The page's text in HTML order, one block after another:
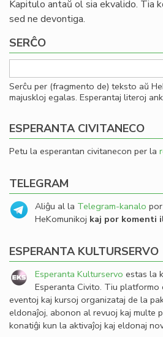
Kapitulo antaŭ ol sia ekvalido. Tia
sed ne devontiga.
SERĈO
Serĉu per (fragmento de) teksto aŭ
majuskloj egalas. Esperantaj literoj
ESPERANTA CIVITANECO
Petu la esperantan civitanecon per la
TELEGRAM
Aliĝu al la Telegram-kanalo
HeKomunikoj kaj por komenti
ESPERANTA KULTURSERVO
Esperanta Kulturservo estas la
Esperanta Civito. Tiu
eventoj kaj kursoj organizataj de la
eldonaĵoj, abonon al revuoj kaj multe
konatiĝi kun la aktivaĵoj kaj eldonaj